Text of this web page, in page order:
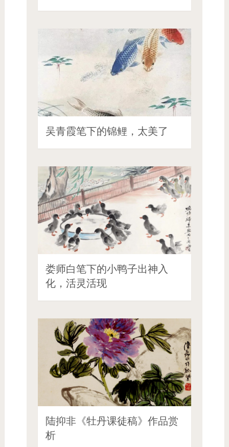
吴青霞笔下的锦鲤，太美了
娄师白笔下的小鸭子出神入
化，活灵活现
陆抑非《牡丹课徒稿》作品赏
析